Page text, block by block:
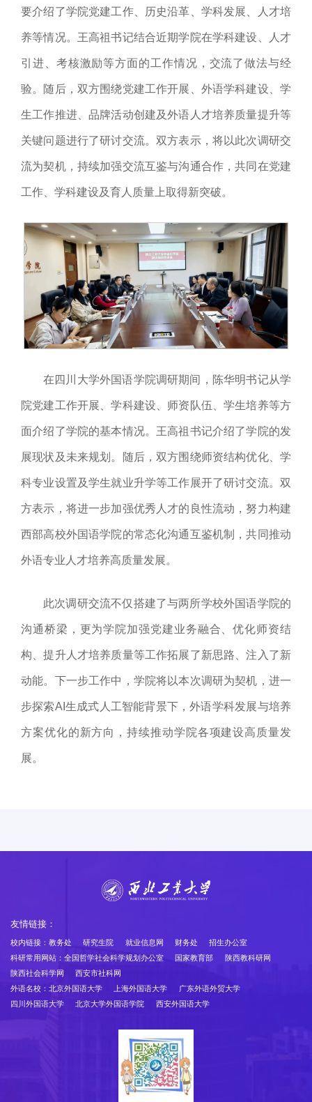
要介绍了学院党建工作、历史沿革、学科发展、人才培
养等情况。王高祖书记结合近期学院在学科建设、人才
引进、考核激励等方面的工作情况，交流了做法与经
验。随后，双方围绕党建工作开展、外语学科建设、学
生工作推进、品牌活动创建及外语人才培养质量提升等
关键问题进行了研讨交流。双方表示，将以此次调研交
流为契机，持续加强交流互鉴与沟通合作，共同在党建
工作、学科建设及育人质量上取得新突破。
在四川大学外国语学院调研期间，陈华明书记从学
院党建工作开展、学科建设、师资队伍、学生培养等方
面介绍了学院的基本情况。王高祖书记介绍了学院的发
展现状及未来规划。随后，双方围绕师资结构优化、学
科专业设置及学生就业升学等工作展开了研讨交流。双
方表示，将进一步加强优秀人才的良性流动，努力构建
西部高校外国语学院的常态化沟通互鉴机制，共同推动
外语专业人才培养高质量发展。
此次调研交流不仅搭建了与两所学校外国语学院的
沟通桥梁，更为学院加强党建业务融合、优化师资结
构、提升人才培养质量等工作拓展了新思路、注入了新
动能。下一步工作中，学院将以本次调研为契机，进一
步探索AI生成式人工智能背景下，外语学科发展与培养
方案优化的新方向，持续推动学院各项建设高质量发
展。
友情链接：
校内链接： 教务处 研究生院 就业信息网 财务处
招生办公室
科研常用网站： 全国哲学社会科学规划办公室 国家教育部
陕西教科研网
陕西社会科学网
西安市社科网
外语名校： 北京外国语大学 上海外国语大学
广东外语外贸大学
四川外国语大学
北京大学外国语学院 西安外国语大学